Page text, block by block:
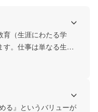
育（生涯にわたる学
。仕事は単なる生計
する企業でありたいと
る』というバリューが